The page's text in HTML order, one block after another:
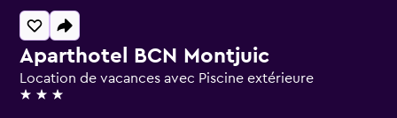
Aparthotel BCN Montjuic
Location de vacances avec Piscine extérieure
3 étoiles